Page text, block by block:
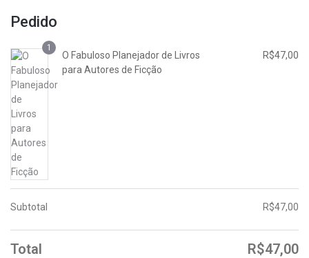
Pedido
1
O Fabuloso Planejador de Livros
para Autores de Ficção
R$47,00
Subtotal R$47,00
Total R$47,00